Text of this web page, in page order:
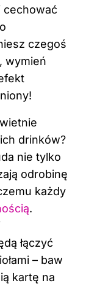
cechować
czegoś
wymień
drinków?
nie tylko
odrobinę
każdy
.
łączyć
– baw
kartę na